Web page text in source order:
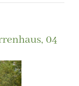
04